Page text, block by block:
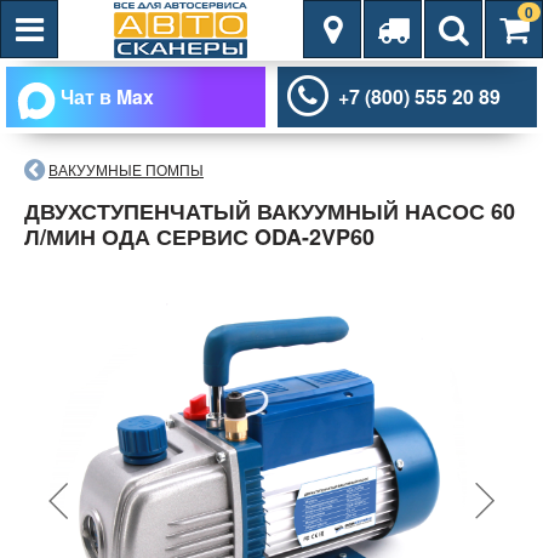
0
Чат в Max +7 (800) 555 20 89
ВАКУУМНЫЕ ПОМПЫ
ДВУХСТУПЕНЧАТЫЙ ВАКУУМНЫЙ НАСОС 60
Л/МИН ОДА СЕРВИС ODA-2VP60